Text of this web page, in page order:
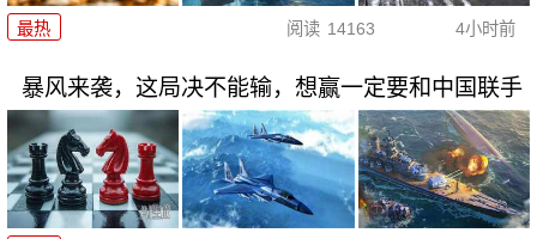
最热 阅读 14163 4小时前
暴风来袭，这局决不能输，想赢一定要和中国联手